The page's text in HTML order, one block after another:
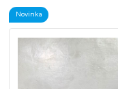
Novinka